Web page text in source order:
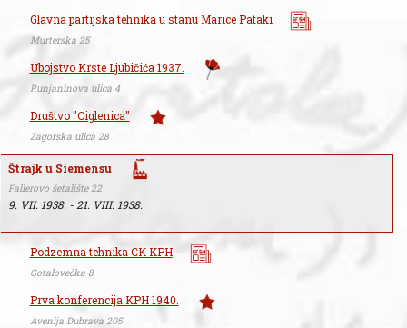
Glavna partijska tehnika u stanu Marice Pataki
Murterska 25
Ubojstvo Krste Ljubičića 1937.
Runjaninova ulica 4
Društvo "Ciglenica"
Zagorska ulica 28
Štrajk u Siemensu
Fallerovo šetalište 22
9. VII. 1938. - 21. VIII. 1938.
Podzemna tehnika CK KPH
Gotalovečka 8
Prva konferencija KPH 1940.
Avenija Dubrava 205